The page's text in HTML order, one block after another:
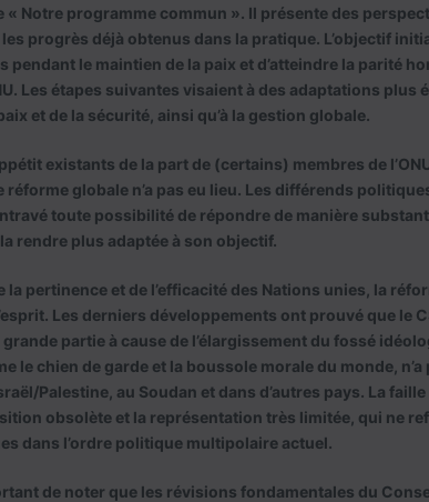
« Notre programme commun ». Il présente des
les progrès déjà obtenus dans la pratique. L’objectif
pendant le maintien de la paix et d’atteindre la parité
Les étapes suivantes visaient à des adaptations plus
et de la sécurité, ainsi qu’à la gestion globale.
existants de la part de (certains) membres de
globale n’a pas eu lieu. Les différends
toute possibilité de répondre de manière
rendre plus adaptée à son objectif.
la pertinence et de l’efficacité des Nations unies, la
Les derniers développements ont prouvé que le
grande partie à cause de l’élargissement du fossé
le chien de garde et la boussole morale du monde,
Palestine, au Soudan et dans d’autres pays. La
obsolète et la représentation très limitée, qui ne
dans l’ordre politique multipolaire actuel.
de noter que les révisions fondamentales du